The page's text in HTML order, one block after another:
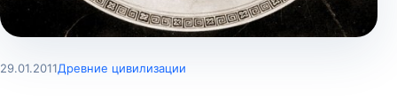
29.01.2011Древние цивилизации